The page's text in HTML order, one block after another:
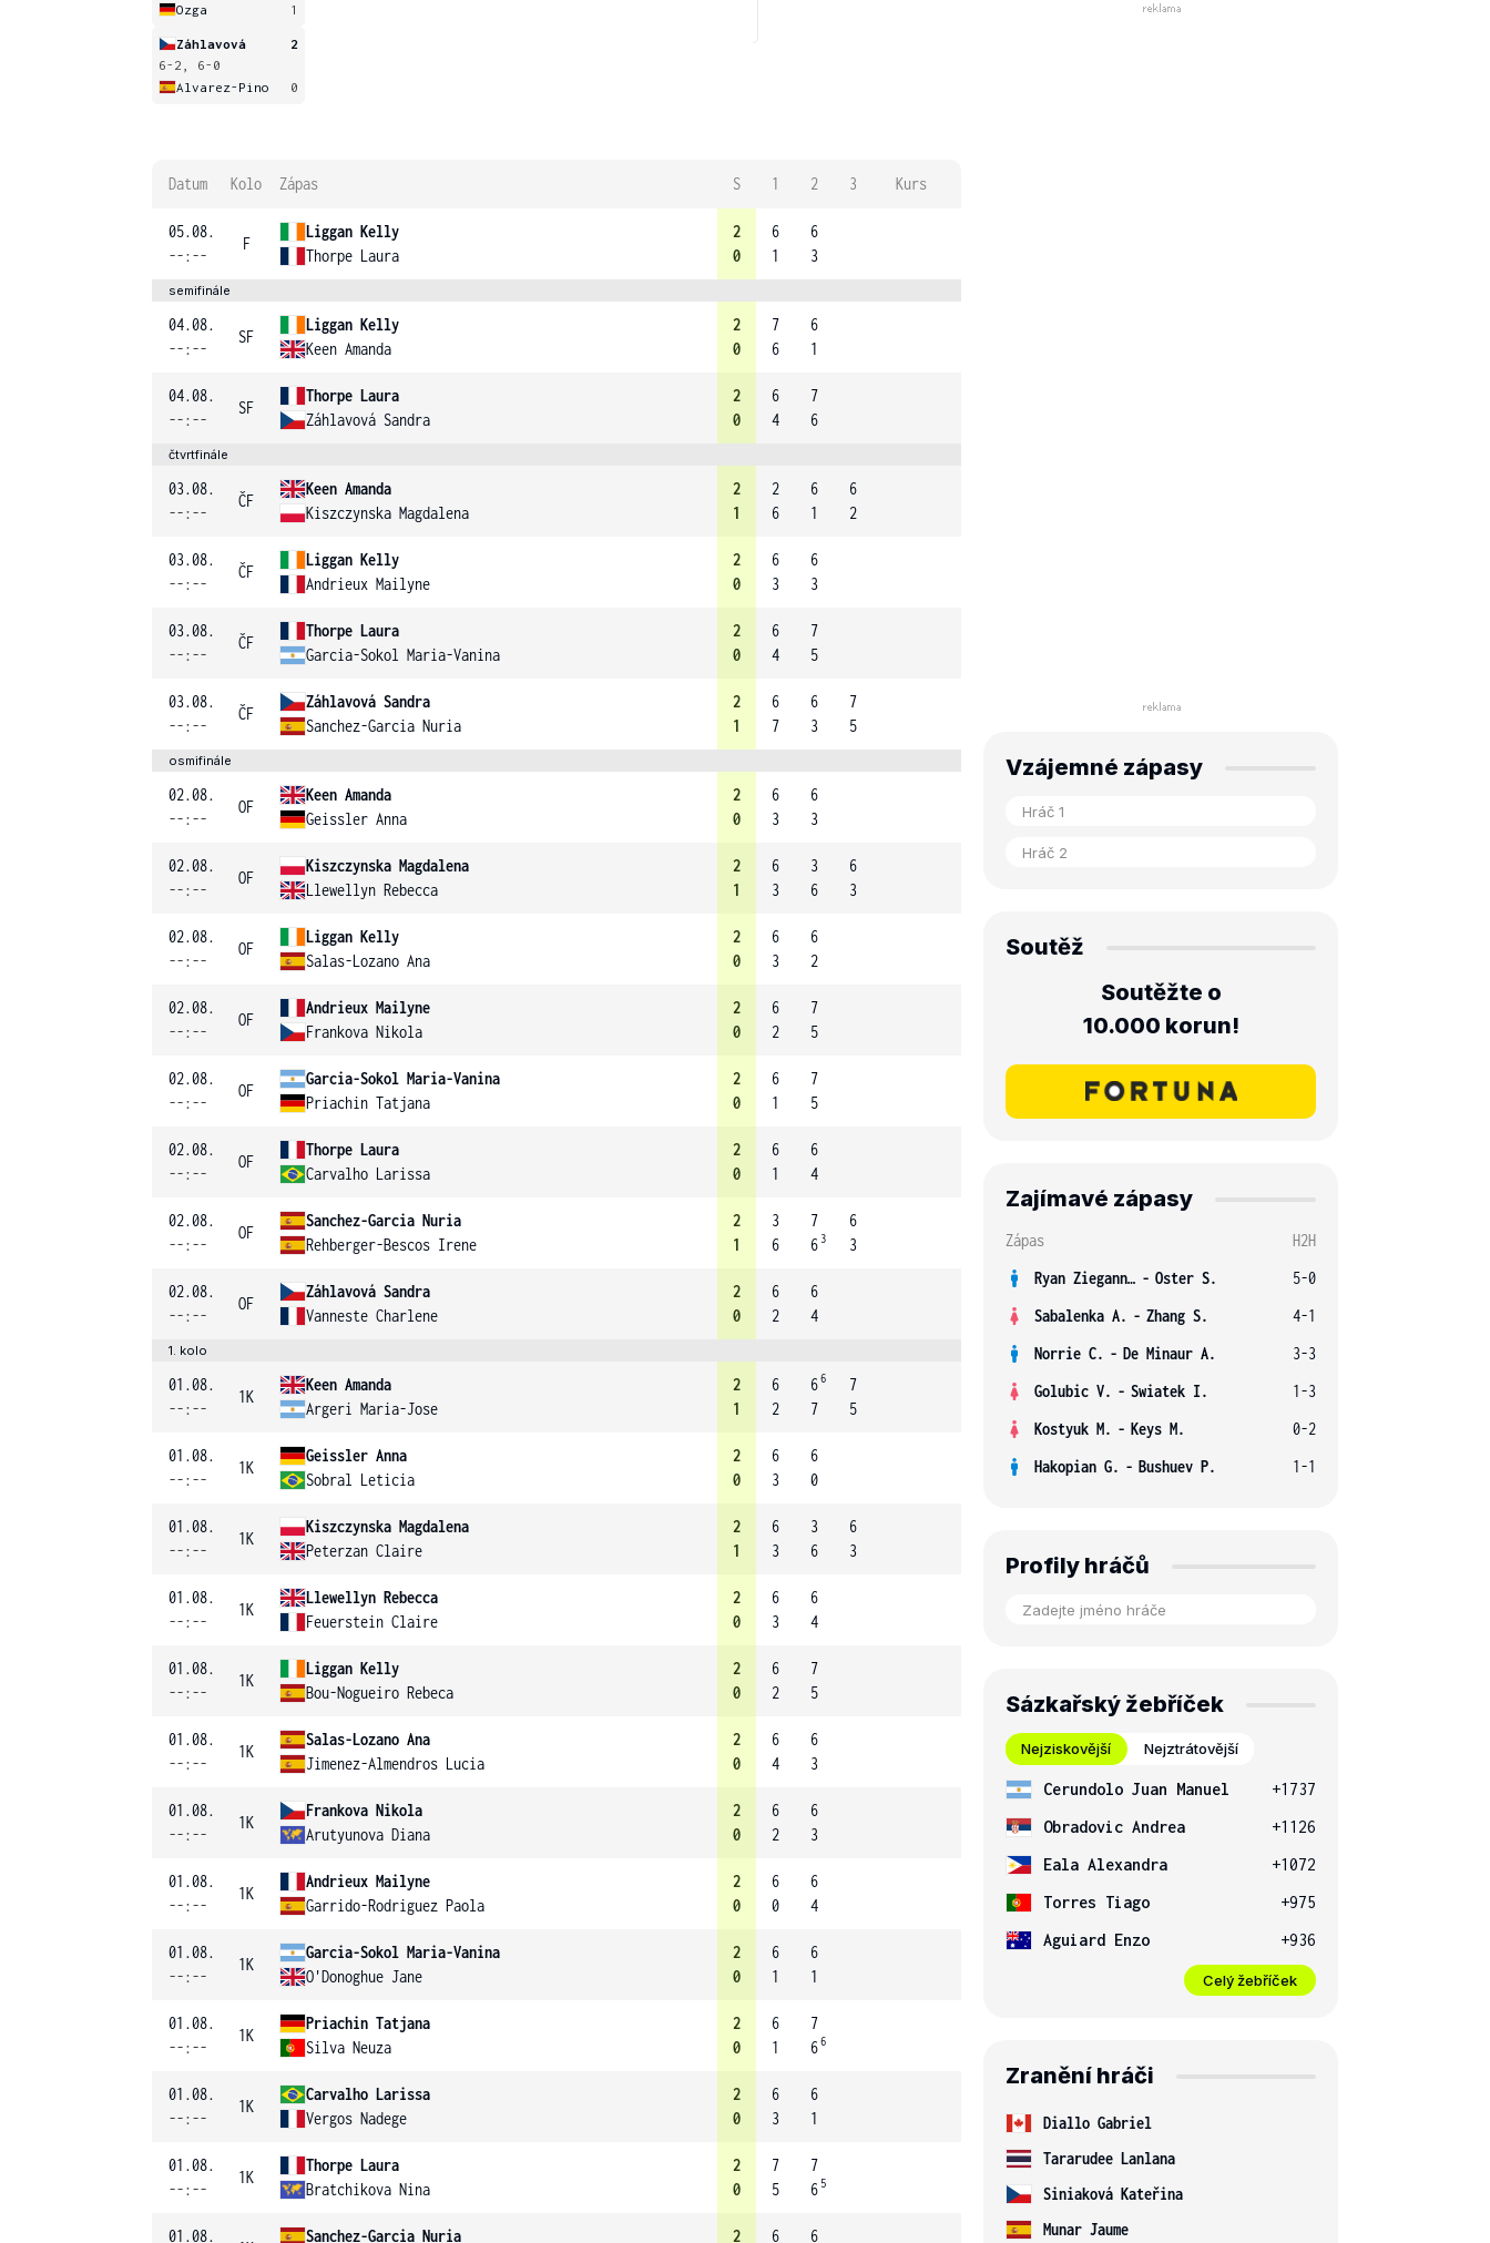
Ozga 1
Záhlavová
2
6-2, 6-0
Alvarez-Pino
0
Datum Kolo Zápas S 1 2 3 Kurs
05.08.
--:--
F
Liggan Kelly
Thorpe Laura
2
0
6
1
6
3
semifinále
04.08.
--:--
SF
Liggan Kelly
Keen Amanda
2
0
7
6
6
1
04.08.
--:--
SF
Thorpe Laura
Záhlavová Sandra
2
0
6
4
7
6
čtvrtfinále
03.08.
--:--
ČF
Keen Amanda
Kiszczynska Magdalena
2
1
2
6
6
1
6
2
03.08.
--:--
ČF
Liggan Kelly
Andrieux Mailyne
2
0
6
3
6
3
03.08.
--:--
ČF
Thorpe Laura
Garcia-Sokol Maria-Vanina
2
0
6
4
7
5
03.08.
--:--
ČF
Záhlavová Sandra
Sanchez-Garcia Nuria
2
1
6
7
6
3
7
5
osmifinále
02.08.
--:--
OF
Keen Amanda
Geissler Anna
2
0
6
3
6
3
02.08.
--:--
OF
Kiszczynska Magdalena
Llewellyn Rebecca
2
1
6
3
3
6
6
3
02.08.
--:--
OF
Liggan Kelly
Salas-Lozano Ana
2
0
6
3
6
2
02.08.
--:--
OF
Andrieux Mailyne
Frankova Nikola
2
0
6
2
7
5
02.08.
--:--
OF
Garcia-Sokol Maria-Vanina
Priachin Tatjana
2
0
6
1
7
5
02.08.
--:--
OF
Thorpe Laura
Carvalho Larissa
2
0
6
1
6
4
02.08.
--:--
OF
Sanchez-Garcia Nuria
Rehberger-Bescos Irene
2
1
3
6
7
6 3
6
3
02.08.
--:--
OF
Záhlavová Sandra
Vanneste Charlene
2
0
6
2
6
4
1. kolo
01.08.
--:--
1K
Keen Amanda
Argeri Maria-Jose
2
1
6
2
66
7
7
5
01.08.
--:--
1K
Geissler Anna
Sobral Leticia
2
0
6
3
6
0
01.08.
--:--
1K
Kiszczynska Magdalena
Peterzan Claire
2
1
6
3
3
6
6
3
01.08.
--:--
1K
Llewellyn Rebecca
Feuerstein Claire
2
0
6
3
6
4
01.08.
--:--
1K
Liggan Kelly
Bou-Nogueiro Rebeca
2
0
6
2
7
5
01.08.
--:--
1K
Salas-Lozano Ana
Jimenez-Almendros Lucia
2
0
6
4
6
3
01.08.
--:--
1K
Frankova Nikola
Arutyunova Diana
2
0
6
2
6
3
01.08.
--:--
1K
Andrieux Mailyne
Garrido-Rodriguez Paola
2
0
6
0
6
4
01.08.
--:--
1K
Garcia-Sokol Maria-Vanina
O'Donoghue Jane
2
0
6
1
6
1
01.08.
--:--
1K
Priachin Tatjana
Silva Neuza
2
0
6
1
7
66
01.08.
--:--
1K
Carvalho Larissa
Vergos Nadege
2
0
6
3
6
1
01.08.
--:--
1K
Thorpe Laura
Bratchikova Nina
2
0
7
5
7
6 5
01.08. Sanchez-Garcia Nuria 2 6 6
Vzájemné zápasy
Soutěž
Soutěžte o
10.000 korun!
Zajímavé zápasy
Zápas
H2H
Ryan Ziegann S. - Oster S.
5-0
Sabalenka A. - Zhang S.
4-1
Norrie C. - De Minaur A.
3-3
Golubic V. - Swiatek I.
1-3
Kostyuk M. - Keys M.
0-2
Hakopian G. - Bushuev P. 1-1
Profily hráčů
Sázkařský žebříček
Nejziskovější Nejztrátovější
Cerundolo Juan Manuel
+1737
Obradovic Andrea
+1126
Eala Alexandra
+1072
Torres Tiago
+975
Aguiard Enzo
+936
Celý žebříček
Zranění hráči
Diallo Gabriel
Tararudee Lanlana
Siniaková Kateřina
Munar Jaume